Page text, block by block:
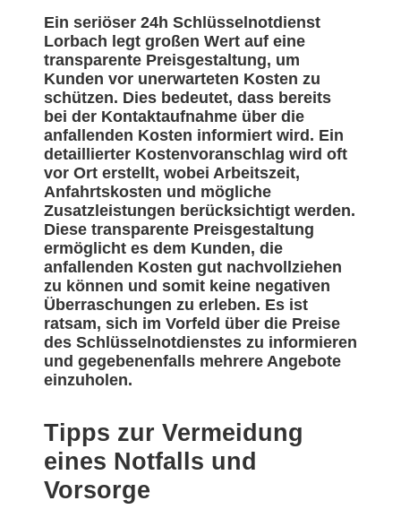
Ein seriöser 24h Schlüsselnotdienst
Lorbach legt großen Wert auf eine
transparente Preisgestaltung, um
Kunden vor unerwarteten Kosten zu
schützen. Dies bedeutet, dass bereits
bei der Kontaktaufnahme über die
anfallenden Kosten informiert wird. Ein
detaillierter Kostenvoranschlag wird oft
vor Ort erstellt, wobei Arbeitszeit,
Anfahrtskosten und mögliche
Zusatzleistungen berücksichtigt werden.
Diese transparente Preisgestaltung
ermöglicht es dem Kunden, die
anfallenden Kosten gut nachvollziehen
zu können und somit keine negativen
Überraschungen zu erleben. Es ist
ratsam, sich im Vorfeld über die Preise
des Schlüsselnotdienstes zu informieren
und gegebenenfalls mehrere Angebote
einzuholen.
Tipps zur Vermeidung
eines Notfalls und
Vorsorge